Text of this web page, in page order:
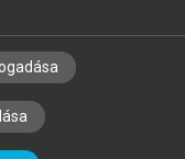
ALAPELVEK